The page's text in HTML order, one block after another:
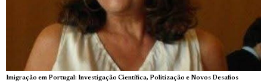
Imigração em Portugal: Investigação Científica, Politização e Novos Desafios